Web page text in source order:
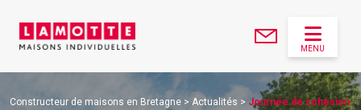
MENU
Constructeur de maisons en Bretagne > Actualités > Journée de cohésion